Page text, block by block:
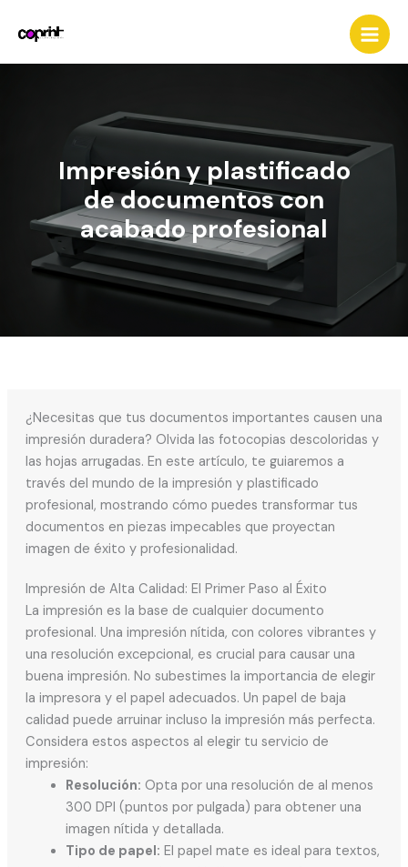
Impresión y plastificado
de documentos con
acabado profesional
¿Necesitas que tus documentos importantes causen una
impresión duradera? Olvida las fotocopias descoloridas y
las hojas arrugadas. En este artículo, te guiaremos a
través del mundo de la impresión y plastificado
profesional, mostrando cómo puedes transformar tus
documentos en piezas impecables que proyectan
imagen de éxito y profesionalidad.
Impresión de Alta Calidad: El Primer Paso al Éxito
La impresión es la base de cualquier documento
profesional. Una impresión nítida, con colores vibrantes y
una resolución excepcional, es crucial para causar una
buena impresión. No subestimes la importancia de elegir
la impresora y el papel adecuados. Un papel de baja
calidad puede arruinar incluso la impresión más perfecta.
Considera estos aspectos al elegir tu servicio de
impresión:
Resolución: Opta por una resolución de al menos
300 DPI (puntos por pulgada) para obtener una
imagen nítida y detallada.
Tipo de papel: El papel mate es ideal para textos,